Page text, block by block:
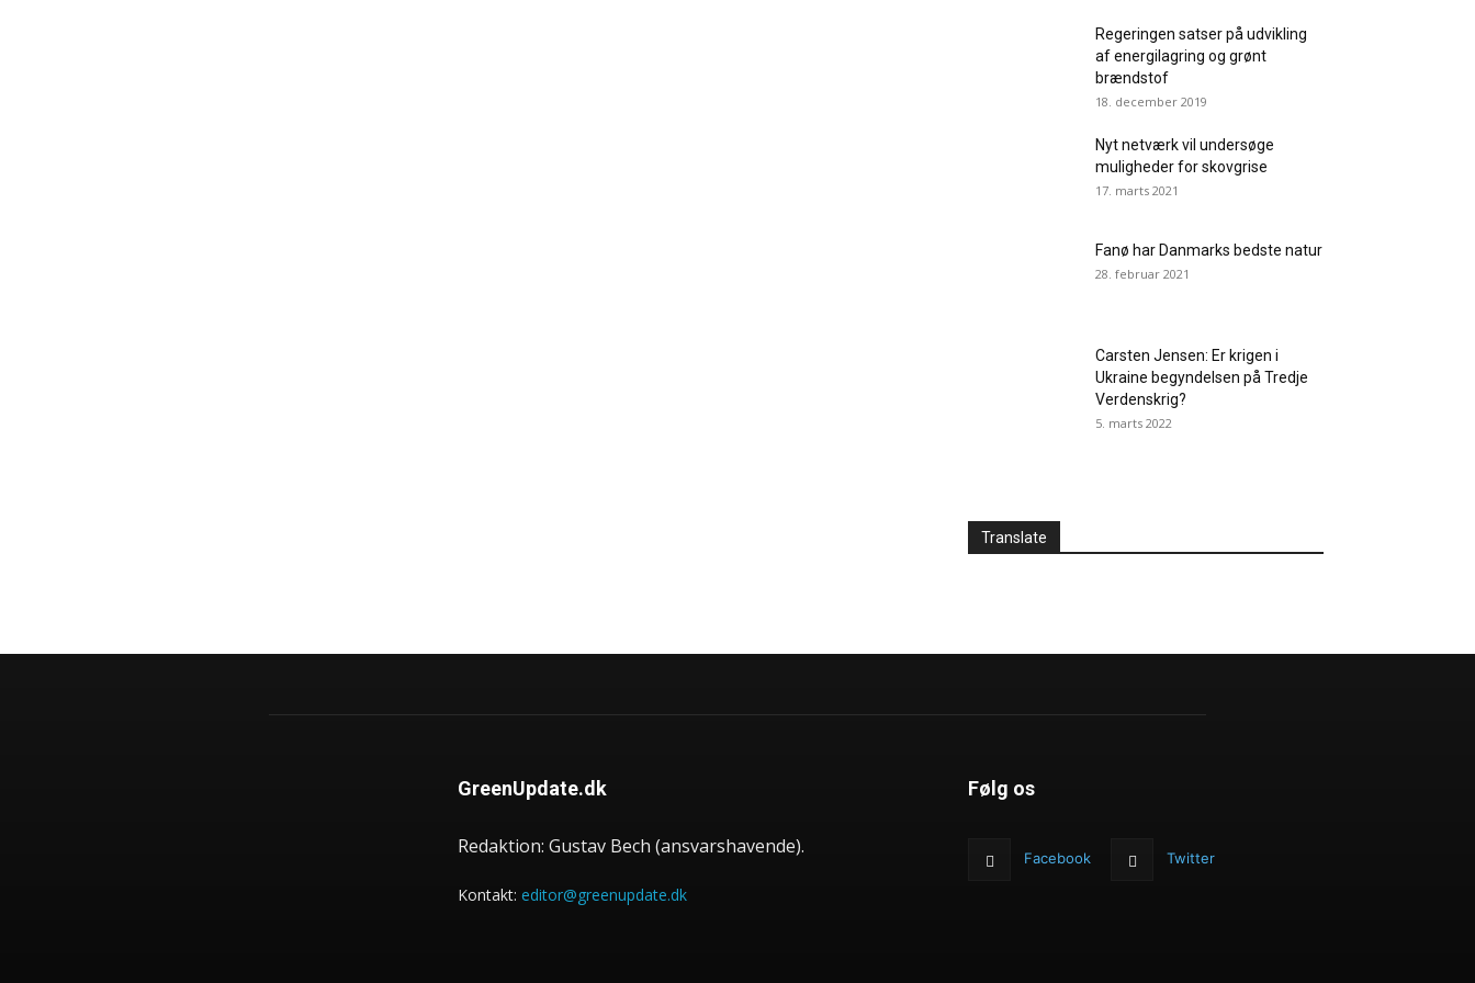
Regeringen satser på udvikling
af energilagring og grønt
brændstof
18. december 2019
Nyt netværk vil undersøge
muligheder for skovgrise
17. marts 2021
Fanø har Danmarks bedste natur
28. februar 2021
Carsten Jensen: Er krigen i
Ukraine begyndelsen på Tredje
Verdenskrig?
5. marts 2022
Translate
GreenUpdate.dk
Redaktion: Gustav Bech (ansvarshavende).
Kontakt: editor@greenupdate.dk
Følg os
Facebook Twitter